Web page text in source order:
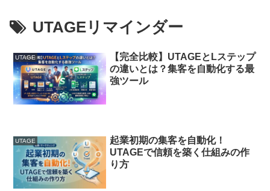
UTAGEリマインダー
UTAGE
【完全比較】UTAGEとLステップ
の違いとは？集客を自動化する最
強ツール
UTAGE
起業初期の集客を自動化！
UTAGEで信頼を築く仕組みの作
り方